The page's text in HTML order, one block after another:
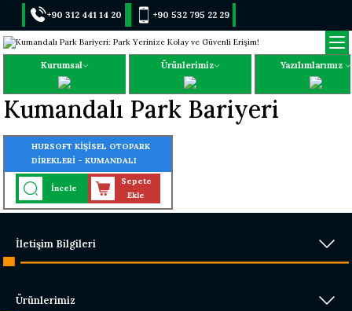
+90 312 441 14 20 +90 532 795 22 29
Kurumsal Ürünlerimiz Yazılımlarımız
Kumandalı Park Bariyeri
HURSOFT KİŞİSEL OTOPARK
DİREKLERİ - KUMANDALI
KİŞİSEL PARK BARİYERİ
İncele
Sepete
Ekle
İletişim Bilgileri
Ürünlerimiz